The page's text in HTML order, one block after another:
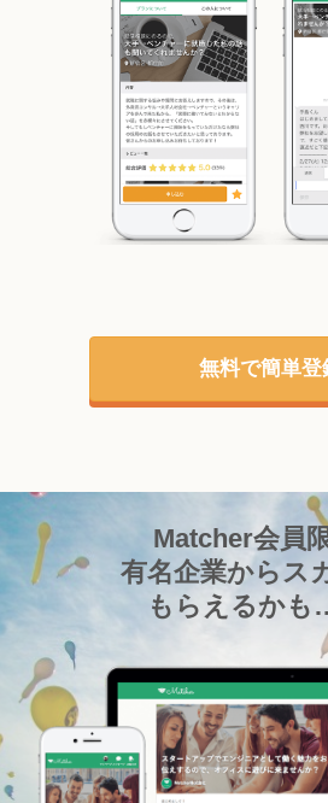
無料で簡単登
Matcher会員
有名企業からス
もらえるかも